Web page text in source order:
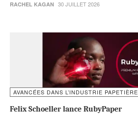
RACHEL KAGAN 30 JUILLET 2026
AVANCÉES DANS L’INDUSTRIE PAPETIÈRE
Felix Schoeller lance RubyPaper